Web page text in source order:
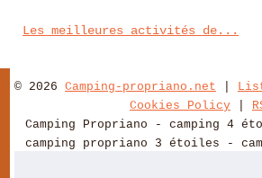
Les meilleures activités de...
© 2026 Camping-propriano.net
Cookies Policy
Camping Propriano - camping 4
camping propriano 3 étoiles -